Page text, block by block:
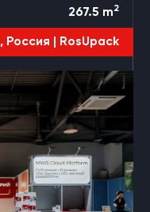
267.5 m2
Россия | RosUpack